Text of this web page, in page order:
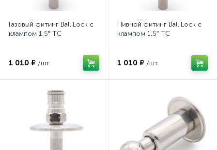
Газовый фитинг Ball Lock с
клампом 1,5″ TC
1 010 ₽ /шт.
Пивной фитинг Ball Lock с
клампом 1,5″ TC
1 010 ₽ /шт.